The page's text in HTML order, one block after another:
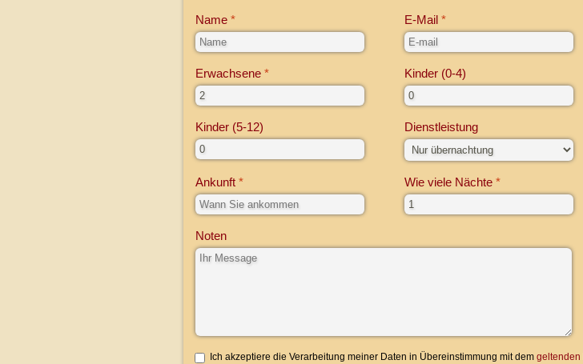
Name E-Mail
Erwachsene Kinder (0-4)
Kinder (5-12) Dienstleistung
Ankunft Wie viele Nächte
Noten
Ich akzeptiere die Verarbeitung meiner Daten in Übereinstimmung mit dem geltenden